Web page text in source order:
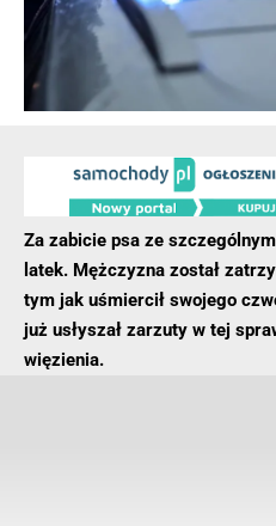
Po dojeździe na miejsce
siodłowy, który cały objęty
została rozłączona przez
Za zabicie psa ze
latek. Mężczyzna został
tym jak uśmiercił swojego
już usłyszał zarzuty w tej
więzienia.